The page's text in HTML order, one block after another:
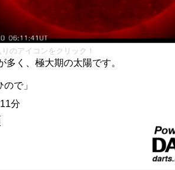
のアイコンをクリック！
多く、極大期の太陽です。
ので」
分